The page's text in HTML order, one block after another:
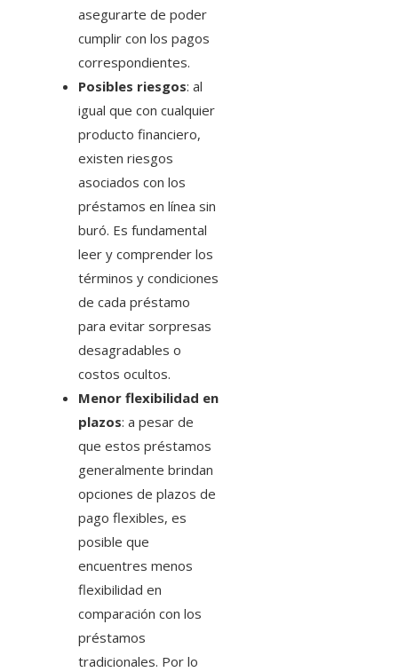
asegurarte de poder
cumplir con los pagos
correspondientes.
Posibles riesgos: al
igual que con cualquier
producto financiero,
existen riesgos
asociados con los
préstamos en línea sin
buró. Es fundamental
leer y comprender los
términos y condiciones
de cada préstamo
para evitar sorpresas
desagradables o
costos ocultos.
Menor flexibilidad en
plazos: a pesar de
que estos préstamos
generalmente brindan
opciones de plazos de
pago flexibles, es
posible que
encuentres menos
flexibilidad en
comparación con los
préstamos
tradicionales. Por lo